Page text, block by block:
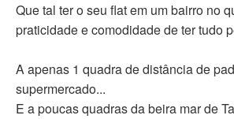
Que tal ter o seu flat em um bairro no
praticidade e comodidade de ter tudo
A apenas 1 quadra de distância de
supermercado...
E a poucas quadras da beira mar de